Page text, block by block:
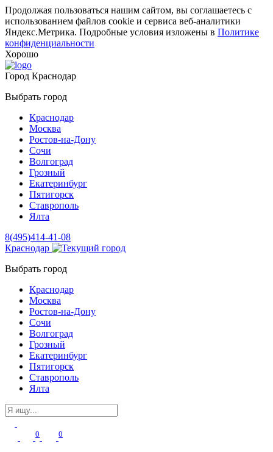
Продолжая пользоваться нашим сайтом, вы соглашаетесь с
использованием файлов cookie и сервиса веб-аналитики
Яндекс.Метрика. Подробные условия изложены в Политике
конфиденциальности
Хорошо
Город Краснодар
Выбрать город
Краснодар
Москва
Ростов-на-Дону
Сочи
Волгоград
Грозный
Екатеринбург
Пятигорск
Ставрополь
Ялта
8(495)414-41-08
Краснодар
Выбрать город
Краснодар
Москва
Ростов-на-Дону
Сочи
Волгоград
Грозный
Екатеринбург
Пятигорск
Ставрополь
Ялта
0 0